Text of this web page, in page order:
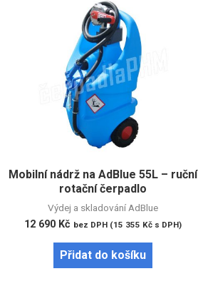
Mobilní nádrž na AdBlue 55L – ruční
rotační čerpadlo
Výdej a skladování AdBlue
12 690 Kč bez DPH (15 355 Kč s DPH)
Přidat do košíku